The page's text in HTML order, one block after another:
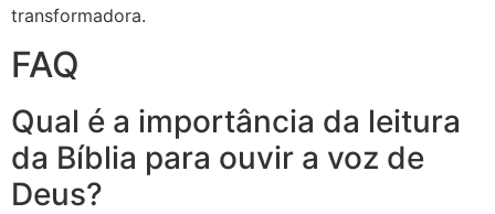
transformadora.
FAQ
Qual é a importância da leitura
da Bíblia para ouvir a voz de
Deus?